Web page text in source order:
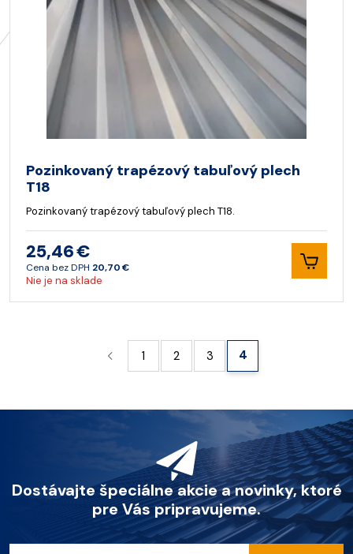
Pozinkovaný trapézový tabuľový plech
T18
Pozinkovaný trapézový tabuľový plech T18.
25,46 €
Cena bez DPH 20,70 €
Nie je na sklade
1 2 3 4
Dostávajte špeciálne akcie a novinky, ktoré
pre Vás pripravujeme.